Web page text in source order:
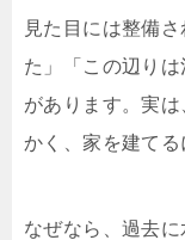
見た目には整備
た」「この辺り
があります。実
かく、家を建てる
なぜなら、過去